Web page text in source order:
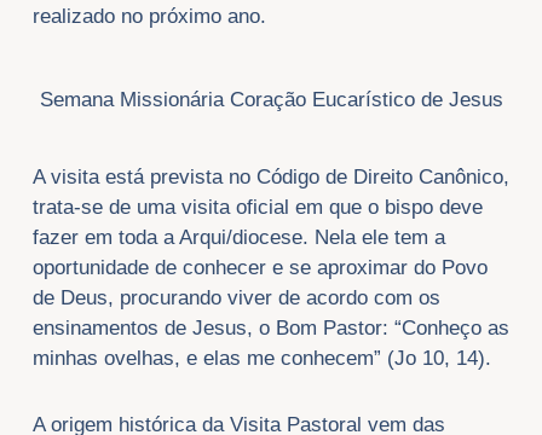
realizado no próximo ano.
Semana Missionária Coração Eucarístico de Jesus
A visita está prevista no Código de Direito Canônico,
trata-se de uma visita oficial em que o bispo deve
fazer em toda a Arqui/diocese. Nela ele tem a
oportunidade de conhecer e se aproximar do Povo
de Deus, procurando viver de acordo com os
ensinamentos de Jesus, o Bom Pastor: “Conheço as
minhas ovelhas, e elas me conhecem” (Jo 10, 14).
A origem histórica da Visita Pastoral vem das